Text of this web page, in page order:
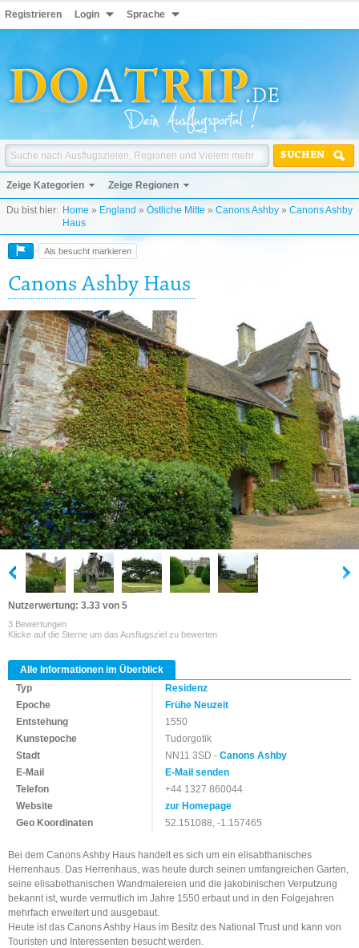
Registrieren Login Sprache
SUCHEN
Zeige Kategorien Zeige Regionen
Du bist hier: Home » England » Östliche Mitte » Canons Ashby » Canons Ashby
Haus
Als besucht markieren
Canons Ashby Haus
Nutzerwertung: 3.33 von 5
3 Bewertungen
Klicke auf die Sterne um das Ausflugsziel zu bewerten
Alle Informationen im Überblick
Typ
Residenz
Epoche
Frühe Neuzeit
Entstehung
1550
Kunstepoche
Tudorgotik
Stadt
NN11 3SD -Canons Ashby
E-Mail
E-Mail senden
Telefon
+44 1327 860044
Website
zur Homepage
Geo Koordinaten
52.151088, -1.157465
Bei dem Canons Ashby Haus handelt es sich um ein elisabthanisches
Herrenhaus. Das Herrenhaus, was heute durch seinen umfangreichen Garten,
seine elisabethanischen Wandmalereien und die jakobinischen Verputzung
bekannt ist, wurde vermutlich im Jahre 1550 erbaut und in den Folgejahren
mehrfach erweitert und ausgebaut.
Heute ist das Canons Ashby Haus im Besitz des National Trust und kann von
Touristen und Interessenten besucht werden.